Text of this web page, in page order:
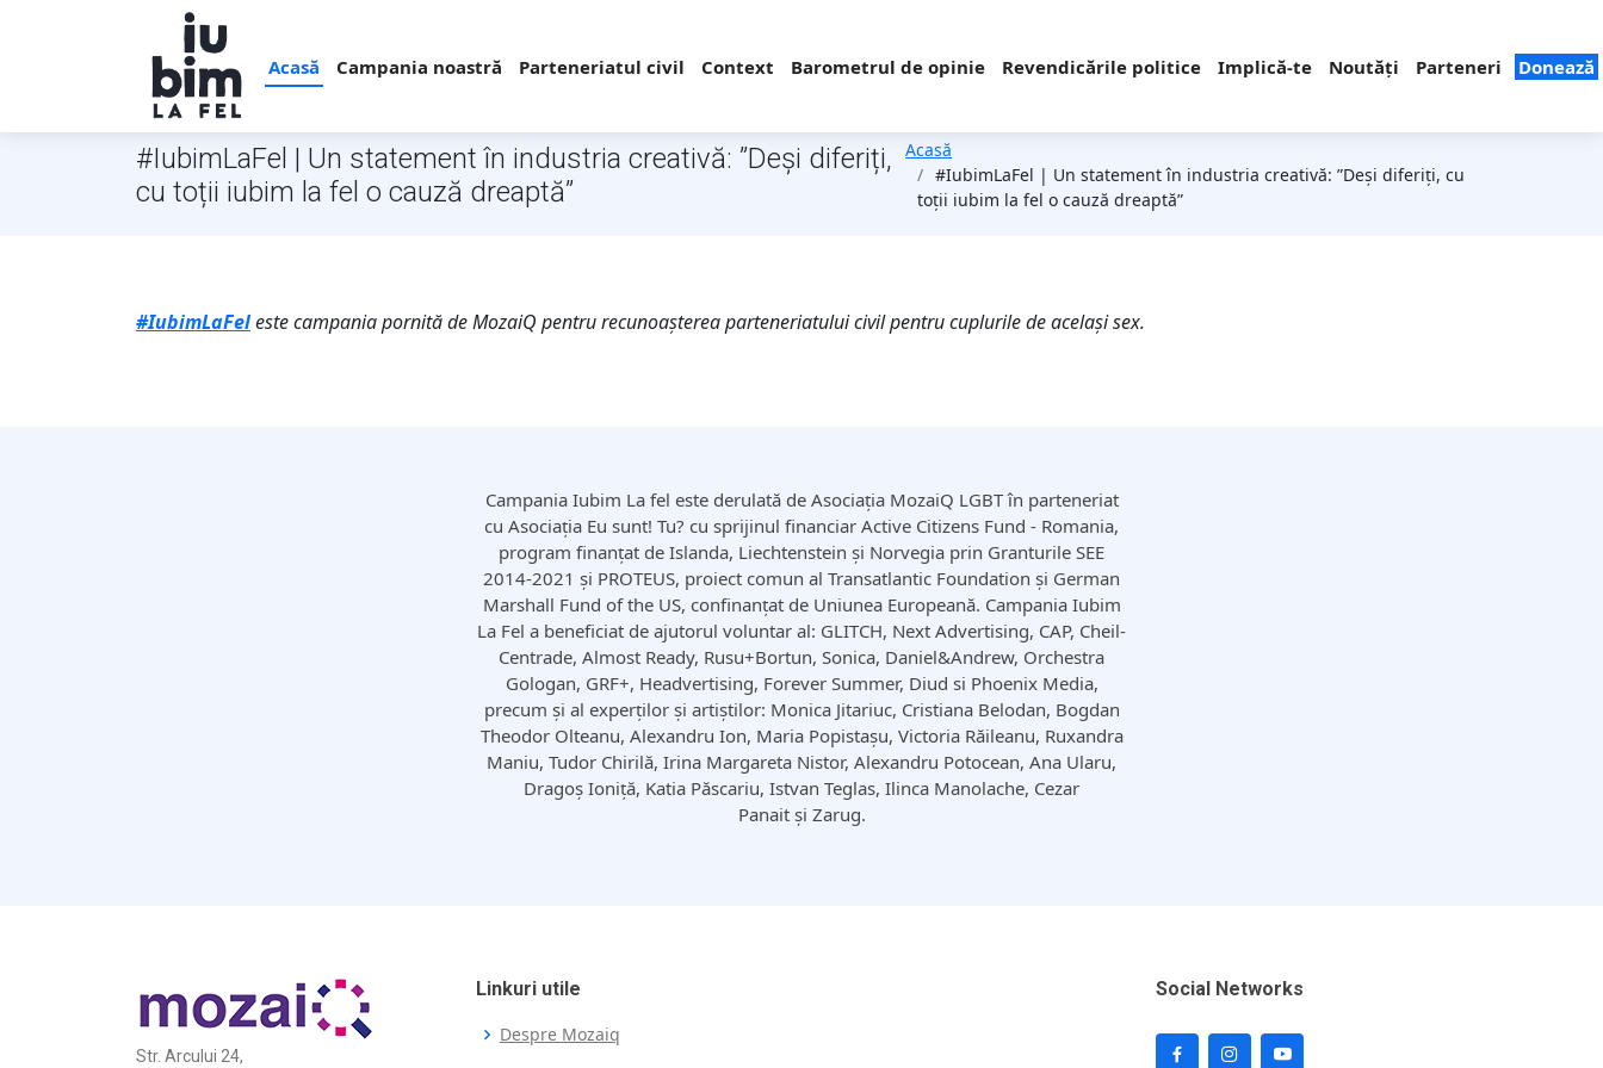
Acasă Campania noastră Parteneriatul civil Context Barometrul de opinie Revendicările politice Implică-te Noutăți Parteneri Donează
#IubimLaFel | Un statement în industria creativă: ”Deși diferiți,
cu toții iubim la fel o cauză dreaptă”
Acasă
#IubimLaFel | Un statement în industria creativă: ”Deși diferiți, cu
toții iubim la fel o cauză dreaptă”
#IubimLaFeleste campania pornită de MozaiQ pentru recunoașterea parteneriatului civil pentru cuplurile de același sex.
Campania Iubim La fel este derulată de Asociația MozaiQ LGBT în parteneriat
cu Asociația Eu sunt! Tu? cu sprijinul financiar Active Citizens Fund - Romania,
program finanțat de Islanda, Liechtenstein și Norvegia prin Granturile SEE
2014-2021 și PROTEUS, proiect comun al Transatlantic Foundation și German
Marshall Fund of the US, confinanțat de Uniunea Europeană. Campania Iubim
La Fel a beneficiat de ajutorul voluntar al: GLITCH, Next Advertising, CAP, Cheil-
Centrade, Almost Ready, Rusu+Bortun, Sonica, Daniel&Andrew, Orchestra
Gologan, GRF+, Headvertising, Forever Summer, Diud si Phoenix Media,
precum și al experților și artiștilor: Monica Jitariuc, Cristiana Belodan, Bogdan
Theodor Olteanu, Alexandru Ion, Maria Popistașu, Victoria Răileanu, Ruxandra
Maniu, Tudor Chirilă, Irina Margareta Nistor, Alexandru Potocean, Ana Ularu,
Dragoș Ioniță, Katia Păscariu, Istvan Teglas, Ilinca Manolache, Cezar
Panait și Zarug.
Str. Arcului 24,
Linkuri utile
Despre Mozaiq
Social Networks